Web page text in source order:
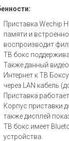
Приставка Wechip
памяти и
воспроизводит
ТВ бокс
Также данный
Интернет к ТВ
через LAN кабель
Приставка
Корпус приставки
также дисплей
ТВ бокс имеет
устройства.